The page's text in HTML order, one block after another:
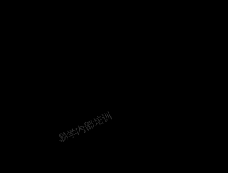
易学内部培训